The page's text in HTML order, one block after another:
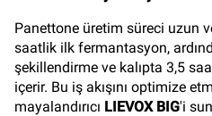
Panettone üretim süreci uzun
saatlik ilk fermantasyon,
şekillendirme ve kalıpta 3,5
içerir. Bu iş akışını optimize
mayalandırıcı LIEVOX BIG'i